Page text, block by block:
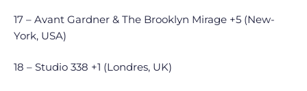
17 – Avant Gardner & The Brooklyn Mirage +5 (New-
York, USA)
18 – Studio 338 +1 (Londres, UK)